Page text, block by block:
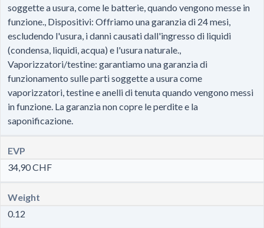
soggette a usura, come le batterie, quando vengono messe in
funzione., Dispositivi: Offriamo una garanzia di 24 mesi,
escludendo l'usura, i danni causati dall'ingresso di liquidi
(condensa, liquidi, acqua) e l'usura naturale.,
Vaporizzatori/testine: garantiamo una garanzia di
funzionamento sulle parti soggette a usura come
vaporizzatori, testine e anelli di tenuta quando vengono messi
in funzione. La garanzia non copre le perdite e la
saponificazione.
EVP
34,90 CHF
Weight
0.12